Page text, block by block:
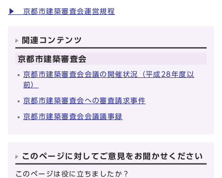
▶ 京都市建築審査会運営規程
関連コンテンツ
京都市建築審査会
京都市建築審査会会議の開催状況（平成28年度以
前）
京都市建築審査会への審査請求事件
京都市建築審査会会議議事録
このページに対してご意見をお聞かせください
このページは役に立ちましたか？